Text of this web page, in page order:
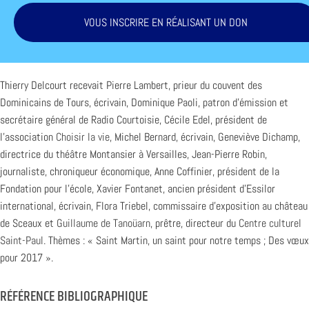
VOUS INSCRIRE EN RÉALISANT UN DON
Thierry Delcourt recevait Pierre Lambert, prieur du couvent des
Dominicains de Tours, écrivain, Dominique Paoli, patron d’émission et
secrétaire général de Radio Courtoisie, Cécile Edel, président de
l’association Choisir la vie, Michel Bernard, écrivain, Geneviève Dichamp,
directrice du théâtre Montansier à Versailles, Jean-Pierre Robin,
journaliste, chroniqueur économique, Anne Coffinier, président de la
Fondation pour l’école, Xavier Fontanet, ancien président d’Essilor
international, écrivain, Flora Triebel, commissaire d’exposition au château
de Sceaux et Guillaume de Tanoüarn, prêtre, directeur du Centre culturel
Saint-Paul. Thèmes : « Saint Martin, un saint pour notre temps ; Des vœux
pour 2017 ».
RÉFÉRENCE BIBLIOGRAPHIQUE